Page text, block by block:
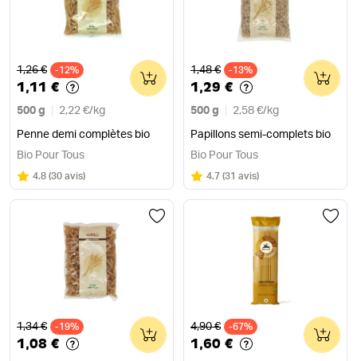
Ancien prix
1,26 € -12%
1,11 €
500 g 2,22 €/ kg
Penne demi complètes bio
0
Bio Pour Tous
Note
4.8 sur 5
(30 avis)
Ancien prix
1,48 € -13%
1,29 €
500 g 2,58 €/ kg
Papillons semi-complets bio
0
Bio Pour Tous
Note
4.7 sur 5
(31 avis)
Ancien prix
1,34 € -19%
1,08 €
0 Ancien prix
4,90 € -67%
1,60 €
0